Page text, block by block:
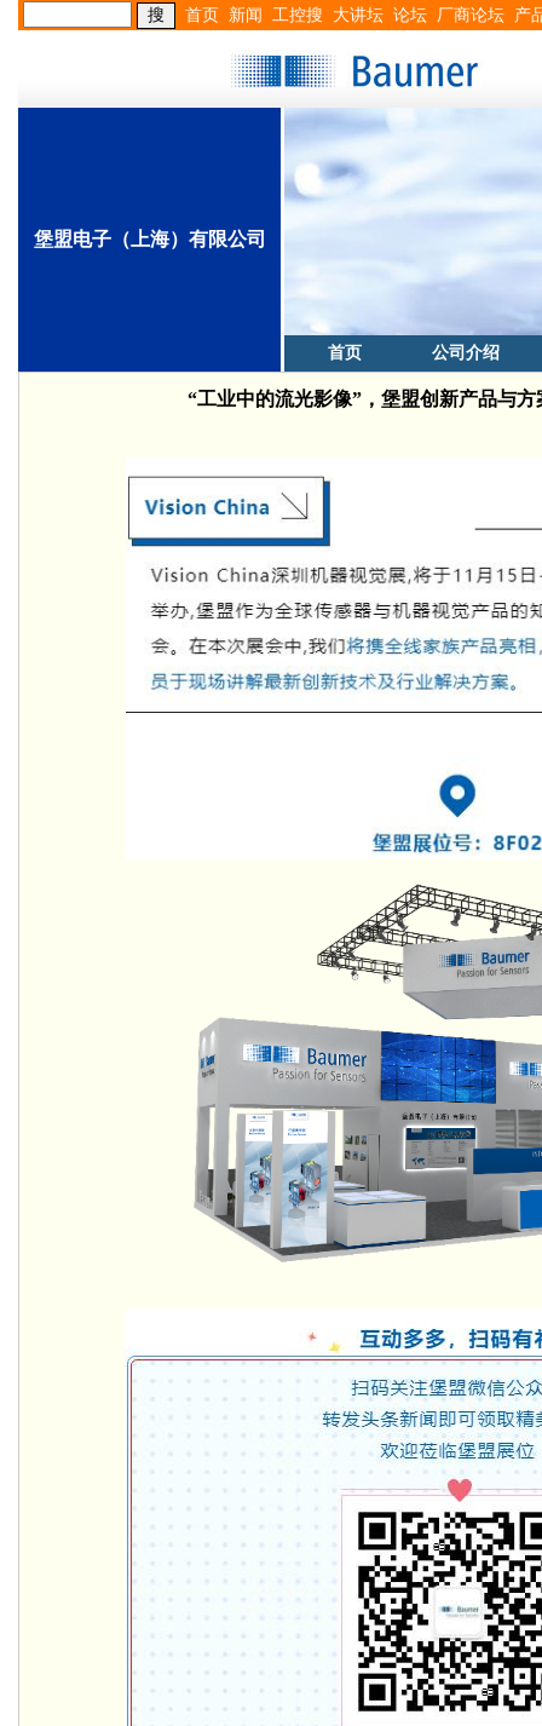
首页 新闻 工控搜 大讲坛 论坛 厂商论坛 产
堡盟电子（上海）有限公司
首页 公司介绍
“工业中的流光影像”，堡盟创新产品与